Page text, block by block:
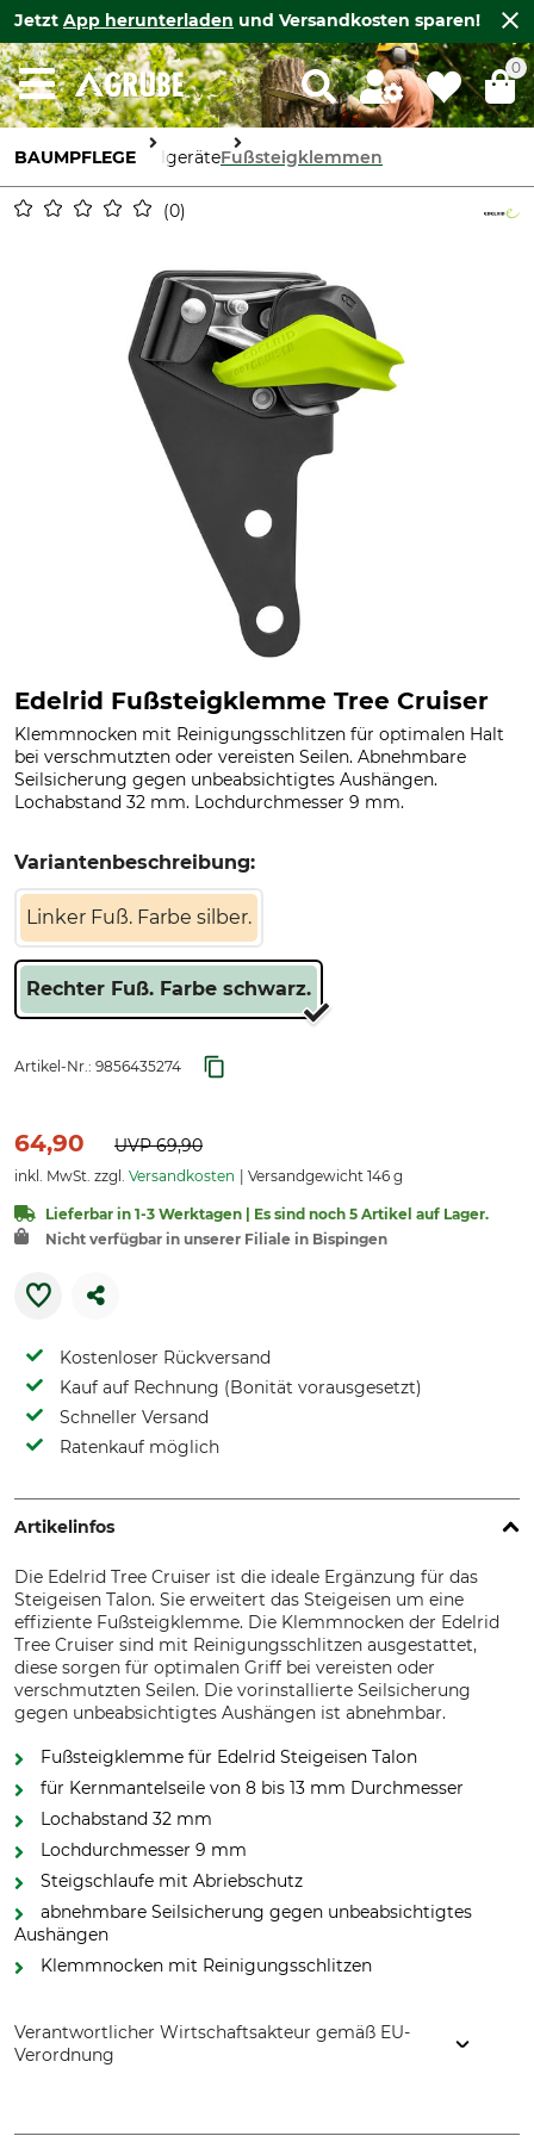
Jetzt App herunterladen und Versandkosten sparen!
0
BAUMPFLEGE SeilgeräteFußsteigklemmen
0
Edelrid Fußsteigklemme Tree Cruiser
Klemmnocken mit Reinigungsschlitzen für optimalen Halt
bei verschmutzten oder vereisten Seilen. Abnehmbare
Seilsicherung gegen unbeabsichtigtes Aushängen.
Lochabstand 32 mm. Lochdurchmesser 9 mm.
Variantenbeschreibung:
Linker Fuß. Farbe silber.
Rechter Fuß. Farbe schwarz.
Artikel-Nr.: 9856435274
64,90 UVP69,90
inkl. MwSt. zzgl. Versandkosten Versandgewicht 146 g
Lieferbar in 1-3 Werktagen | Es sind noch 5 Artikel auf Lager.
Nicht verfügbar in unserer Filiale in Bispingen
Kostenloser Rückversand
Kauf auf Rechnung (Bonität vorausgesetzt)
Schneller Versand
Ratenkauf möglich
Artikelinfos
Die Edelrid Tree Cruiser ist die ideale Ergänzung für das
Steigeisen Talon. Sie erweitert das Steigeisen um eine
effiziente Fußsteigklemme. Die Klemmnocken der Edelrid
Tree Cruiser sind mit Reinigungsschlitzen ausgestattet,
diese sorgen für optimalen Griff bei vereisten oder
verschmutzten Seilen. Die vorinstallierte Seilsicherung
gegen unbeabsichtigtes Aushängen ist abnehmbar.
Fußsteigklemme für Edelrid Steigeisen Talon
für Kernmantelseile von 8 bis 13 mm Durchmesser
Lochabstand 32 mm
Lochdurchmesser 9 mm
Steigschlaufe mit Abriebschutz
abnehmbare Seilsicherung gegen unbeabsichtigtes
Aushängen
Klemmnocken mit Reinigungsschlitzen
Verantwortlicher Wirtschaftsakteur gemäß EU-
Verordnung
Germany, www.edelrid.com